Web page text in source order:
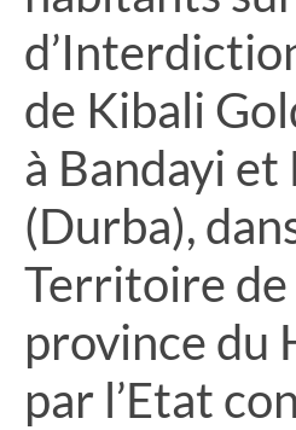
de Kibali
à Bandayi et
(Durba),
Territoire de
province du
par l’Etat